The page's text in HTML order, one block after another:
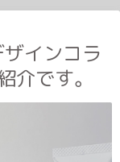
インコラ
です。